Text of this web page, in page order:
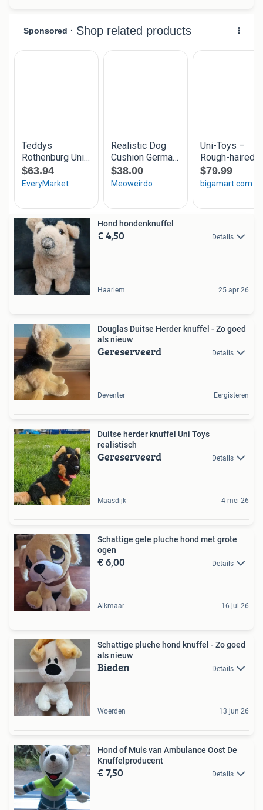
Hond hondenknuffel
€ 4,50 Details
Haarlem 25 apr 26
Douglas Duitse Herder knuffel - Zo goed
als nieuw
Gereserveerd Details
Deventer Eergisteren
Duitse herder knuffel Uni Toys
realistisch
Gereserveerd Details
Maasdijk 4 mei 26
Schattige gele pluche hond met grote
ogen
€ 6,00 Details
Alkmaar 16 jul 26
Schattige pluche hond knuffel - Zo goed
als nieuw
Bieden Details
Woerden 13 jun 26
Hond of Muis van Ambulance Oost De
Knuffelproducent
€ 7,50 Details